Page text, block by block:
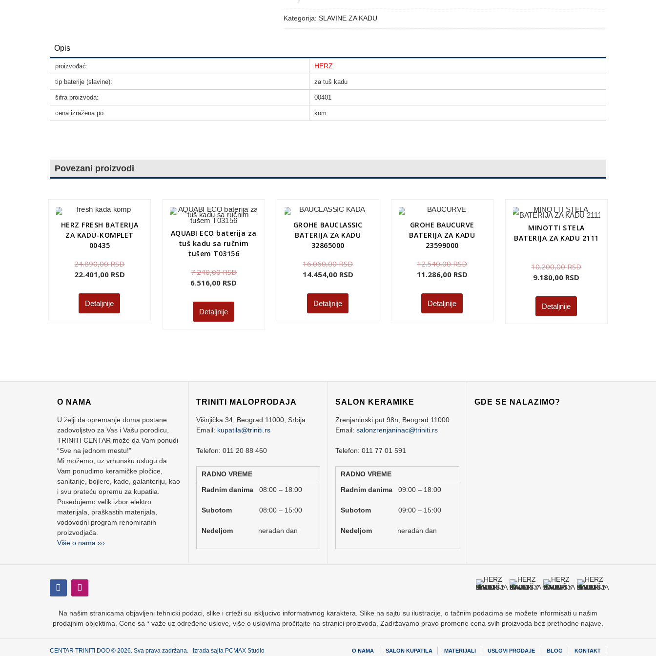
Kategorija: SLAVINE ZA KADU
Opis
proizvođać: HERZ
tip baterije (slavine): za tuš kadu
šifra proizvoda: 00401
cena izražena po: kom
Povezani proizvodi
HERZ FRESH BATERIJA
ZA KADU-KOMPLET
00435
24.890,00RSD
22.401,00 RSD
Detaljnije
AQUABI ECO baterija za
tuš kadu sa ručnim
tušem T03156
7.240,00RSD
6.516,00 RSD
Detaljnije
GROHE BAUCLASSIC
BATERIJA ZA KADU
32865000
16.060,00RSD
14.454,00 RSD
Detaljnije
GROHE BAUCURVE
BATERIJA ZA KADU
23599000
12.540,00RSD
11.286,00 RSD
Detaljnije
MINOTTI STELA
BATERIJA ZA KADU 2111
10.200,00RSD
9.180,00 RSD
Detaljnije
O NAMA
U želji da opremanje doma postane
zadovoljstvo za Vas i Vašu porodicu,
TRINITI CENTAR može da Vam ponudi
“Sve na jednom mestu!”
Mi možemo, uz vrhunsku uslugu da
Vam ponudimo keramičke pločice,
sanitarije, bojlere, kade, galanteriju, kao
i svu prateću opremu za kupatila.
Posedujemo velik izbor elektro
materijala, praškastih materijala,
vodovodni program renomiranih
proizvodjača.
Više o nama ›››
TRINITI MALOPRODAJA
Višnjička 34, Beograd 11000, Srbija
Email: kupatila@triniti.rs
Telefon: 011 20 88 460
RADNO VREME
Radnim danima 08:00 – 18:00
Subotom 08:00 – 15:00
Nedeljom neradan dan
SALON KERAMIKE
Zrenjaninski put 98n, Beograd 11000
Email: salonzrenjaninac@triniti.rs
Telefon: 011 77 01 591
RADNO VREME
Radnim danima 09:00 – 18:00
Subotom 09:00 – 15:00
Nedeljom neradan dan
GDE SE NALAZIMO?
Na našim stranicama objavljeni tehnicki podaci, slike i crteži su iskljucivo informativnog karaktera. Slike na sajtu su ilustracije, o tačnim podacima se možete informisati u našim
prodajnim objektima. Cene sa * važe uz određene uslove, više o uslovima pročitajte na stranici proizvoda. Zadržavamo pravo promene cena svih proizvoda bez prethodne najave.
CENTAR TRINITI DOO © 2026. Sva prava zadržana. Izrada sajta PCMAX Studio O NAMA SALON KUPATILA MATERIJALI USLOVI PRODAJE BLOG KONTAKT